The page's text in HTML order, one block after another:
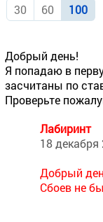
30 60 100
Добрый день!
Я попадаю в
засчитаны по
Проверьте
Лабиринт
18 декабря
Добрый
Сбоев не